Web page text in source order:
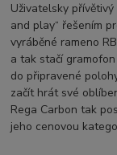
Uživatelsky
and play“ řešením
vyráběné rameno
a tak stačí
do připravené
začít hrát své
Rega Carbon tak
jeho cenovou